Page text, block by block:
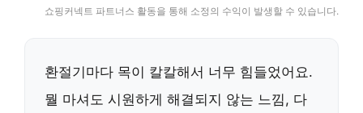
쇼핑커넥트 파트너스 활동을 통해 소정의 수익이 발생할 수 있습니다.
환절기마다 목이 칼칼해서 너무 힘들었어요.
뭘 마셔도 시원하게 해결되지 않는 느낌, 다